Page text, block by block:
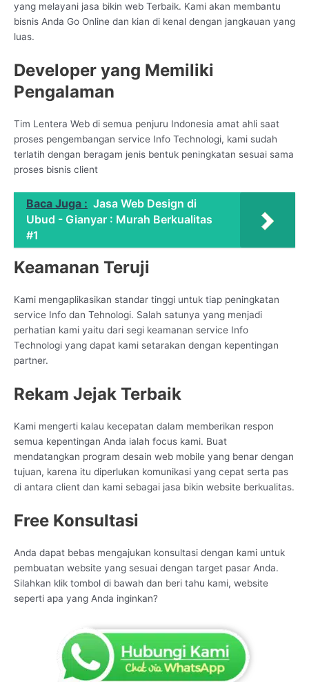
yang melayani jasa bikin web Terbaik. Kami akan membantu
bisnis Anda Go Online dan kian di kenal dengan jangkauan yang
luas.
Developer yang Memiliki
Pengalaman
Tim Lentera Web di semua penjuru Indonesia amat ahli saat
proses pengembangan service Info Technologi, kami sudah
terlatih dengan beragam jenis bentuk peningkatan sesuai sama
proses bisnis client
Baca Juga : Jasa Web Design di
Ubud - Gianyar : Murah Berkualitas
#1
Keamanan Teruji
Kami mengaplikasikan standar tinggi untuk tiap peningkatan
service Info dan Tehnologi. Salah satunya yang menjadi
perhatian kami yaitu dari segi keamanan service Info
Technologi yang dapat kami setarakan dengan kepentingan
partner.
Rekam Jejak Terbaik
Kami mengerti kalau kecepatan dalam memberikan respon
semua kepentingan Anda ialah focus kami. Buat
mendatangkan program desain web mobile yang benar dengan
tujuan, karena itu diperlukan komunikasi yang cepat serta pas
di antara client dan kami sebagai jasa bikin website berkualitas.
Free Konsultasi
Anda dapat bebas mengajukan konsultasi dengan kami untuk
pembuatan website yang sesuai dengan target pasar Anda.
Silahkan klik tombol di bawah dan beri tahu kami, website
seperti apa yang Anda inginkan?